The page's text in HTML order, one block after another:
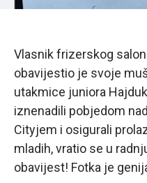
Vlasnik frizerskog
obavijestio je svoje
utakmice juniora
iznenadili pobjedom
Cityjem i osigurali
mladih, vratio se u
obavijest! Fotka je